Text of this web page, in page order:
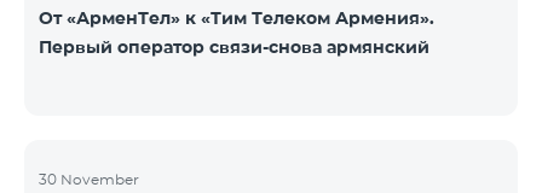
От «АрменТел» к «Тим Телеком Армения».
Первый оператор связи-снова армянский
30 November